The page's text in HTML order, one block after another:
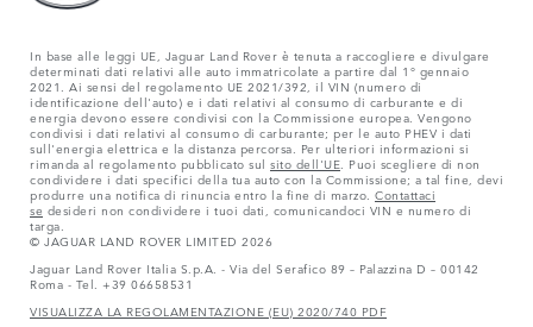
In base alle leggi UE, Jaguar Land Rover è tenuta a raccogliere e divulgare
determinati dati relativi alle auto immatricolate a partire dal 1° gennaio
2021. Ai sensi del regolamento UE 2021/392, il VIN (numero di
identificazione dell'auto) e i dati relativi al consumo di carburante e di
energia devono essere condivisi con la Commissione europea. Vengono
condivisi i dati relativi al consumo di carburante; per le auto PHEV i dati
sull'energia elettrica e la distanza percorsa. Per ulteriori informazioni si
rimanda al regolamento pubblicato sul sito dell'UE. Puoi scegliere di non
condividere i dati specifici della tua auto con la Commissione; a tal fine, devi
produrre una notifica di rinuncia entro la fine di marzo. Contattaci
se desideri non condividere i tuoi dati, comunicandoci VIN e numero di
targa.
© JAGUAR LAND ROVER LIMITED 2026
Jaguar Land Rover Italia S.p.A. - Via del Serafico 89 – Palazzina D – 00142
Roma - Tel. +39 06658531
VISUALIZZA LA REGOLAMENTAZIONE (EU) 2020/740 PDF